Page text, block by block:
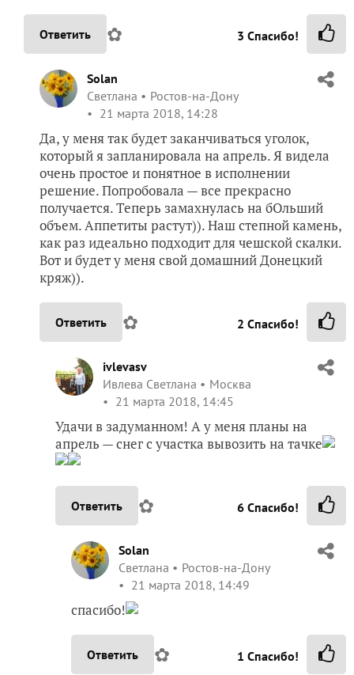
Ответить ✿ 3 Спасибо!
Solan
Светлана
Ростов-на-Дону
21 марта 2018, 14:28
Да, у меня так будет заканчиваться уголок,
который я запланировала на апрель. Я видела
очень простое и понятное в исполнении
решение. Попробовала — все прекрасно
получается. Теперь замахнулась на бОльший
объем. Аппетиты растут)). Наш степной камень,
как раз идеально подходит для чешской скалки.
Вот и будет у меня свой домашний Донецкий
кряж)).
Ответить ✿ 2 Спасибо!
ivlevasv
Ивлева Светлана
Москва
21 марта 2018, 14:45
Удачи в задуманном! А у меня планы на
апрель — снег с участка вывозить на тачке
Ответить ✿ 6 Спасибо!
Solan
Светлана
Ростов-на-Дону
21 марта 2018, 14:49
спасибо!
Ответить ✿ 1 Спасибо!